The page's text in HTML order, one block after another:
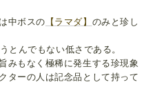
中ボスの 【ラマダ】 のみと珍し
とんでもない低さである。
みもなく極稀に発生する珍現象
ターの人は記念品として持って